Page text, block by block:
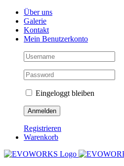
Skip
content
Facebook
Instagram
YouTubeÜber uns
Galerie
Kontakt
Mein Benutzerkonto
Eingeloggt bleiben
Registrieren
Warenkorb